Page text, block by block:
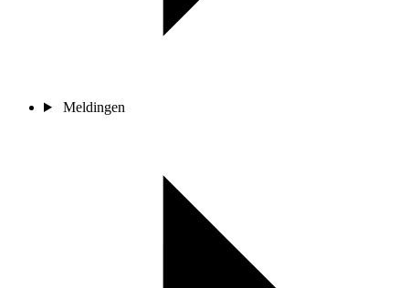
Meldingen